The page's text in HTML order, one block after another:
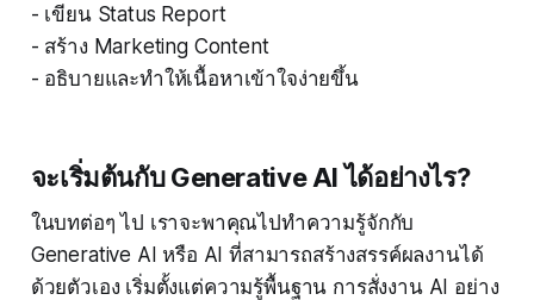
- เขียน Status Report
- สร้าง Marketing Content
- อธิบายและทำให้เนื้อหาเข้าใจง่ายขึ้น
จะเริ่มต้นกับ Generative AI ได้อย่างไร?
ในบทต่อๆ ไป เราจะพาคุณไปทำความรู้จักกับ
Generative AI หรือ AI ที่สามารถสร้างสรรค์ผลงานได้
ด้วยตัวเอง เริ่มตั้งแต่ความรู้พื้นฐาน การสั่งงาน AI อย่าง